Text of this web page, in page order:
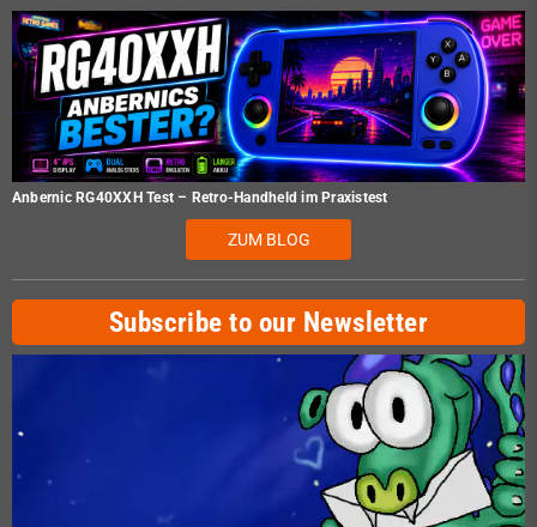
Anbernic RG40XXH Test – Retro-Handheld im Praxistest
ZUM BLOG
Subscribe to our Newsletter